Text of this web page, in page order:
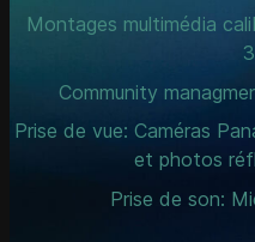
Montages multimédia
Community
Prise de vue: Caméras
et photos
Prise de son: